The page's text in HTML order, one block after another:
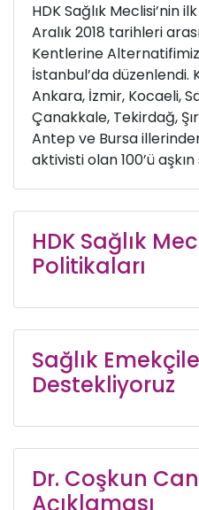
HDK Sağlık Meclisi’nin
Aralık 2018 tarihleri
Kentlerine
İstanbul’da düzenlendi.
Ankara, İzmir, Kocaeli,
Çanakkale, Tekirdağ,
Antep ve Bursa
aktivisti olan 100’ü
HDK Sağlık
Politikaları
Sağlık
Destekliyoruz
Dr. Coşkun
Açıklaması